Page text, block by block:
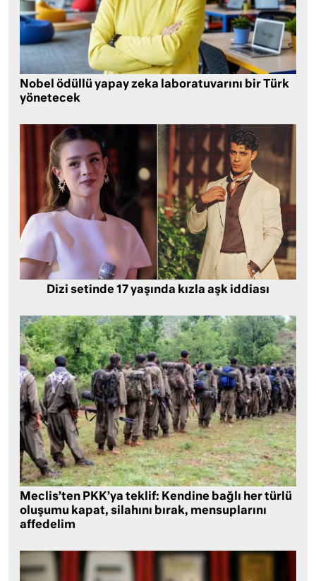
Nobel ödüllü yapay zeka laboratuvarını bir Türk
yönetecek
Dizi setinde 17 yaşında kızla aşk iddiası
Meclis’ten PKK’ya teklif: Kendine bağlı her türlü
oluşumu kapat, silahını bırak, mensuplarını
affedelim